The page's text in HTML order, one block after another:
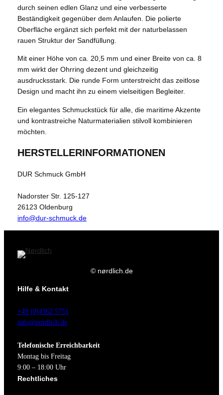
durch seinen edlen Glanz und eine verbesserte
Beständigkeit gegenüber dem Anlaufen. Die polierte
Oberfläche ergänzt sich perfekt mit der naturbelassen
rauen Struktur der Sandfüllung.
Mit einer Höhe von ca. 20,5 mm und einer Breite von ca. 8
mm wirkt der Ohrring dezent und gleichzeitig
ausdrucksstark. Die runde Form unterstreicht das zeitlose
Design und macht ihn zu einem vielseitigen Begleiter.
Ein elegantes Schmuckstück für alle, die maritime Akzente
und kontrastreiche Naturmaterialien stilvoll kombinieren
möchten.
HERSTELLERINFORMATIONEN
DUR Schmuck GmbH
Nadorster Str. 125-127
26123 Oldenburg
info@dur-schmuck.de
© nørdlich.de
Hilfe & Kontakt
+49 (0)4362 5751
info@nordlich.de
Telefonische Erreichbarkeit
Montag bis Freitag
9:00 – 18:00 Uhr
Rechtliches